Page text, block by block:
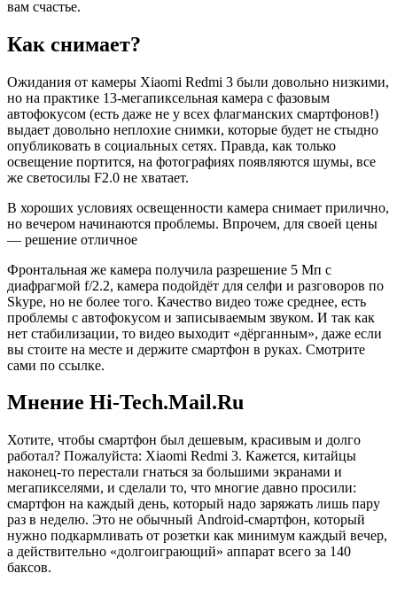
вам счастье.
Как снимает?
Ожидания от камеры Xiaomi Redmi 3 были довольно низкими,
но на практике 13-мегапиксельная камера с фазовым
автофокусом (есть даже не у всех флагманских смартфонов!)
выдает довольно неплохие снимки, которые будет не стыдно
опубликовать в социальных сетях. Правда, как только
освещение портится, на фотографиях появляются шумы, все
же светосилы F2.0 не хватает.
В хороших условиях освещенности камера снимает прилично,
но вечером начинаются проблемы. Впрочем, для своей цены
— решение отличное
Фронтальная же камера получила разрешение 5 Мп с
диафрагмой f/2.2, камера подойдёт для селфи и разговоров по
Skype, но не более того. Качество видео тоже среднее, есть
проблемы с автофокусом и записываемым звуком. И так как
нет стабилизации, то видео выходит «дёрганным», даже если
вы стоите на месте и держите смартфон в руках. Смотрите
сами по ссылке.
Мнение Hi-Tech.Mail.Ru
Хотите, чтобы смартфон был дешевым, красивым и долго
работал? Пожалуйста: Xiaomi Redmi 3. Кажется, китайцы
наконец-то перестали гнаться за большими экранами и
мегапикселями, и сделали то, что многие давно просили:
смартфон на каждый день, который надо заряжать лишь пару
раз в неделю. Это не обычный Android-смартфон, который
нужно подкармливать от розетки как минимум каждый вечер,
а действительно «долгоиграющий» аппарат всего за 140
баксов.